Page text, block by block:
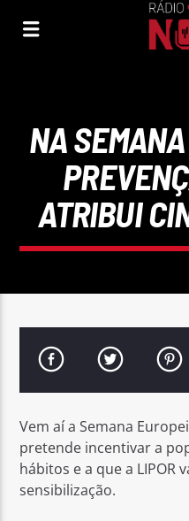
É SÓ IA
NA
ATRIBUI
Vem aí a Semana
pretende incentivar a
hábitos e a que a LIPOR
sensibilização.